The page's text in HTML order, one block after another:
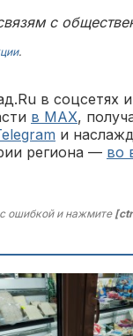
с
.
в соцсетях
в MAX,
и
региона — во
ошибкой и нажмите